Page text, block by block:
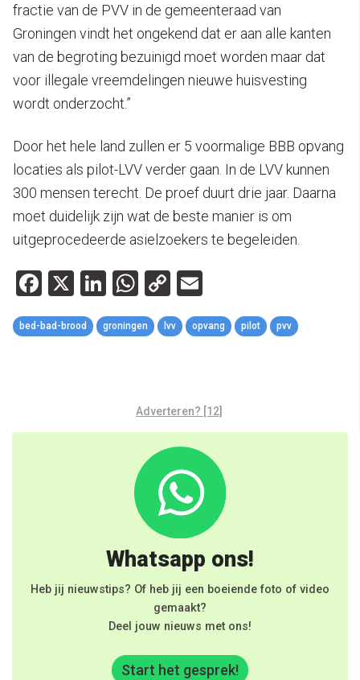
fractie van de PVV in de gemeenteraad van
Groningen vindt het ongekend dat er aan alle kanten
van de begroting bezuinigd moet worden maar dat
voor illegale vreemdelingen nieuwe huisvesting
wordt onderzocht.”
Door het hele land zullen er 5 voormalige BBB opvang
locaties als pilot-LVV verder gaan. In de LVV kunnen
300 mensen terecht. De proef duurt drie jaar. Daarna
moet duidelijk zijn wat de beste manier is om
uitgeprocedeerde asielzoekers te begeleiden.
Facebook
X LinkedIn
WhatsApp
Copy
Link
bed-bad-brood groningen lvv opvang pilot pvv
Adverteren? [12]
Whatsapp ons!
Heb jij nieuwstips? Of heb jij een boeiende foto of video
gemaakt?
Deel jouw nieuws met ons!
Start het gesprek!